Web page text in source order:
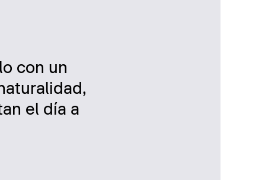
con un
el día a